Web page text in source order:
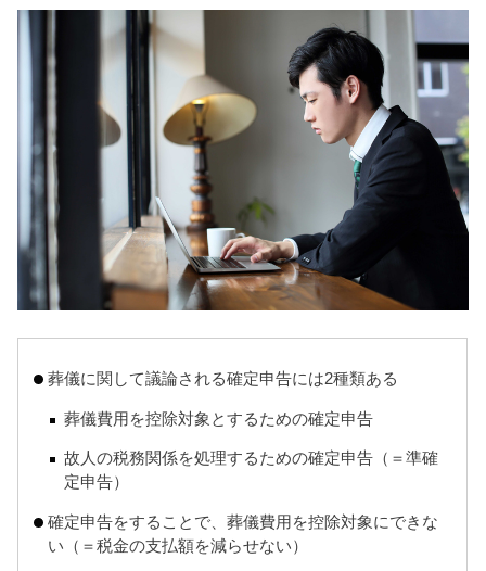
葬儀に関して議論される確定申告には2種類ある
葬儀費用を控除対象とするための確定申告
故人の税務関係を処理するための確定申告（＝準確
定申告）
確定申告をすることで、葬儀費用を控除対象にできな
い（＝税金の支払額を減らせない）